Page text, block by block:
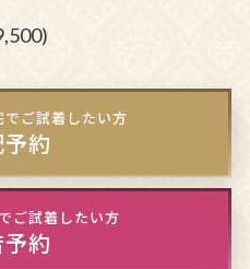
ご試着したい方
約
ご試着したい方
約